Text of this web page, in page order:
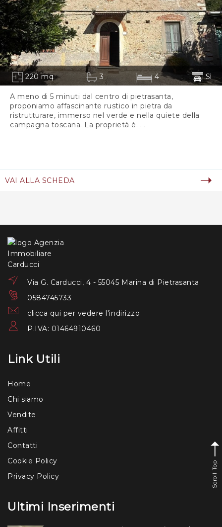
220 mq 3 4 Sì
A meno di 5 minuti dal centro di pietrasanta,
proponiamo affascinante rustico in pietra da
ristrutturare, immerso nel verde e nella quiete della
campagna toscana. La proprietà è. . .
VAI ALLA SCHEDA
Via G. Carducci, 4 - 55045 Marina di Pietrasanta
0584745733
clicca qui per vedere l'indirizzo
P.IVA: 01464910460
Link Utili
Home
Chi siamo
Vendite
Affitti
Contatti
Cookie Policy
Privacy Policy
Ultimi Inserimenti
Scroll Top